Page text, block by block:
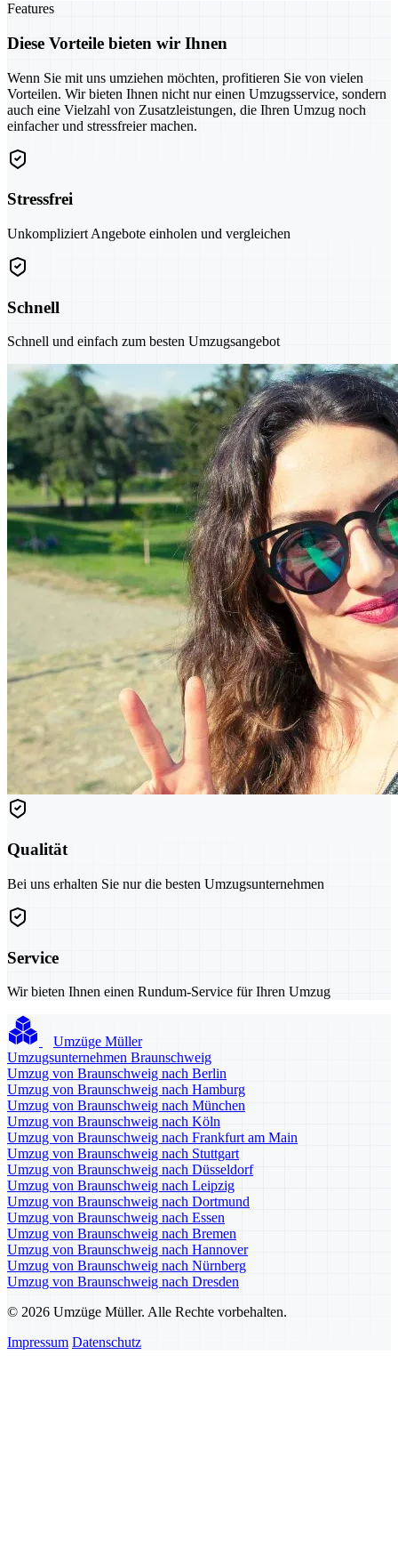
Features
Diese Vorteile bieten wir Ihnen
Wenn Sie mit uns umziehen möchten, profitieren Sie von vielen
Vorteilen. Wir bieten Ihnen nicht nur einen Umzugsservice, sondern
auch eine Vielzahl von Zusatzleistungen, die Ihren Umzug noch
einfacher und stressfreier machen.
Stressfrei
Unkompliziert Angebote einholen und vergleichen
Schnell
Schnell und einfach zum besten Umzugsangebot
Qualität
Bei uns erhalten Sie nur die besten Umzugsunternehmen
Service
Wir bieten Ihnen einen Rundum-Service für Ihren Umzug
Umzüge Müller
Umzugsunternehmen Braunschweig
Umzug von Braunschweig nach Berlin
Umzug von Braunschweig nach Hamburg
Umzug von Braunschweig nach München
Umzug von Braunschweig nach Köln
Umzug von Braunschweig nach Frankfurt am Main
Umzug von Braunschweig nach Stuttgart
Umzug von Braunschweig nach Düsseldorf
Umzug von Braunschweig nach Leipzig
Umzug von Braunschweig nach Dortmund
Umzug von Braunschweig nach Essen
Umzug von Braunschweig nach Bremen
Umzug von Braunschweig nach Hannover
Umzug von Braunschweig nach Nürnberg
Umzug von Braunschweig nach Dresden
© 2026 Umzüge Müller. Alle Rechte vorbehalten.
Impressum Datenschutz